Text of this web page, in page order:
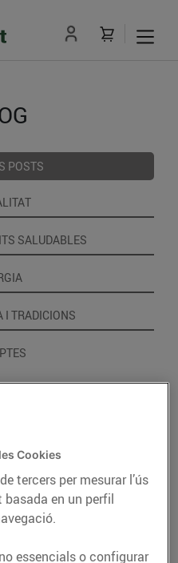
POSTS
SALUDABLES
I TRADICIONS
Cookies
tercers per mesurar l’ús
en un perfil
essencials o configurar